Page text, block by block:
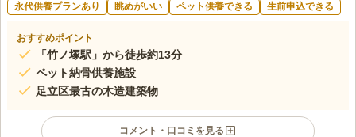
永代供養プランあり 眺めがいい ペット供養できる 生前申込できる
おすすめポイント
「竹ノ塚駅」から徒歩約13分
ペット納骨供養施設
足立区最古の木造建築物
コメント・口コミを見る